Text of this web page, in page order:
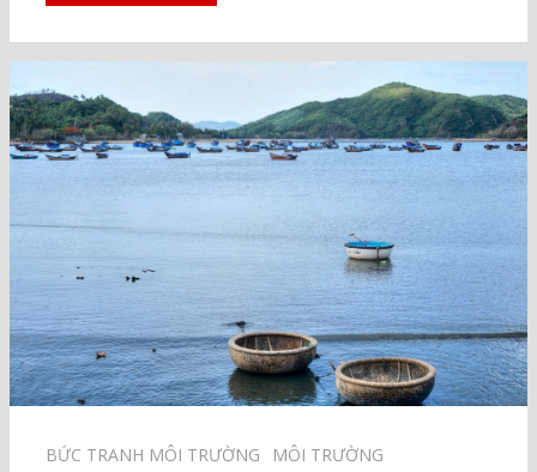
BỨC TRANH MÔI TRƯỜNG⠀ MÔI TRƯỜNG⠀